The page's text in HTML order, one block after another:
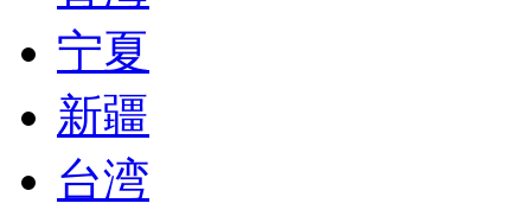
宁夏
新疆
台湾